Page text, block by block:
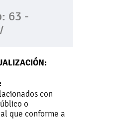
63 -
con
o
que conforme a